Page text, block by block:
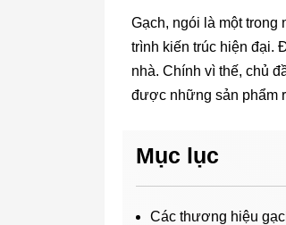
Gạch, ngói là một trong
trình kiến trúc hiện đại.
nhà. Chính vì thế, chủ
được những sản phẩm
Mục lục
Các thương hiệu